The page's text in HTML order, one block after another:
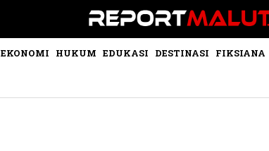
EKONOMI HUKUM EDUKASI DESTINASI FIKSIANA